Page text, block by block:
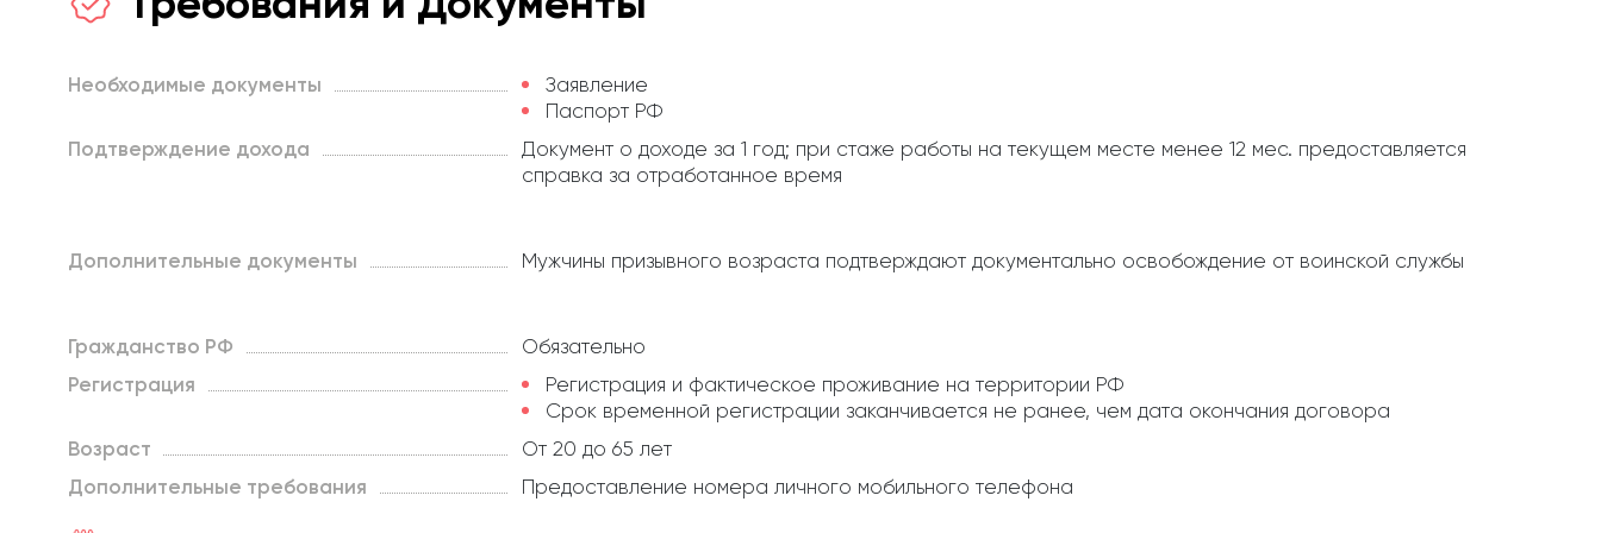
Необходимые документы
Заявление
Паспорт РФ
Подтверждение дохода
Документ о доходе за 1 год; при стаже работы на текущем месте менее 12 мес. предоставляется
справка за отработанное время
Дополнительные документы Мужчины призывного возраста подтверждают документально освобождение от воинской службы
Гражданство РФ
Обязательно
Регистрация
Регистрация и фактическое проживание на территории РФ
Срок временной регистрации заканчивается не ранее, чем дата окончания договора
Возраст
От 20 до 65 лет
Дополнительные требования
Предоставление номера личного мобильного телефона